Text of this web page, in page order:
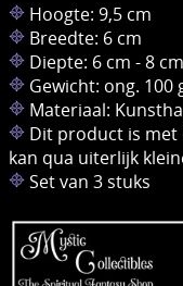
Hoogte: 9,5 cm
Breedte: 6 cm
Diepte: 6 cm - 8 cm
Gewicht: ong. 100
Materiaal:
Dit product is
kan qua uiterlijk
Set van 3 stuks